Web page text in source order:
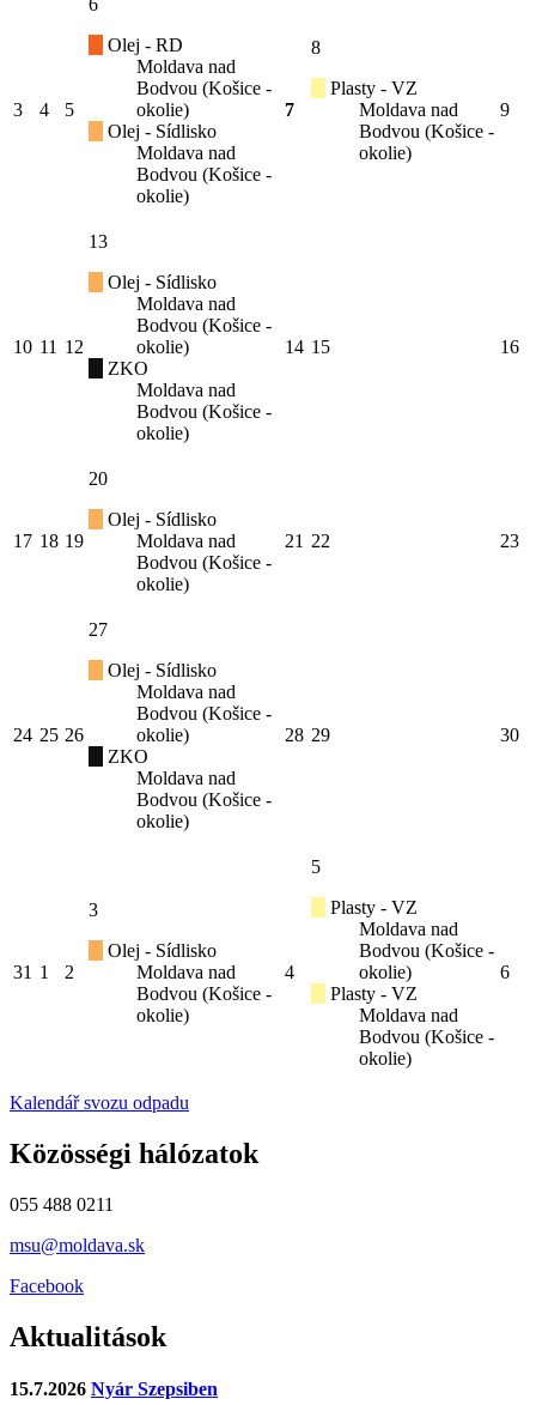
3 4 5
6
Olej - RD
Moldava nad
Bodvou (Košice -
okolie)
Olej - Sídlisko
Moldava nad
Bodvou (Košice -
okolie)
7
8
Plasty - VZ
Moldava nad
Bodvou (Košice -
okolie)
9
10 11 12
13
Olej - Sídlisko
Moldava nad
Bodvou (Košice -
okolie)
ZKO
Moldava nad
Bodvou (Košice -
okolie)
14 15 16
17 18 19
20
Olej - Sídlisko
Moldava nad
Bodvou (Košice -
okolie)
21 22 23
24 25 26
27
Olej - Sídlisko
Moldava nad
Bodvou (Košice -
okolie)
ZKO
Moldava nad
Bodvou (Košice -
okolie)
28 29 30
31 1 2
3
Olej - Sídlisko
Moldava nad
Bodvou (Košice -
okolie)
4
5
Plasty - VZ
Moldava nad
Bodvou (Košice -
okolie)
Plasty - VZ
Moldava nad
Bodvou (Košice -
okolie)
6
Kalendář svozu odpadu
Közösségi hálózatok
055 488 0211
msu@moldava.sk
Facebook
Aktualitások
15.7.2026 Nyár Szepsiben